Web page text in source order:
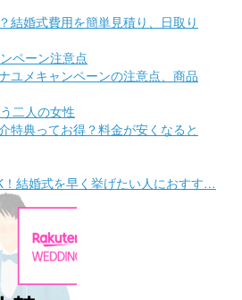
結婚式費用を簡単見積り、日取り
ユメキャンペーンの注意点、商品
特典ってお得？料金が安くなると
結婚式を早く挙げたい人におすす…